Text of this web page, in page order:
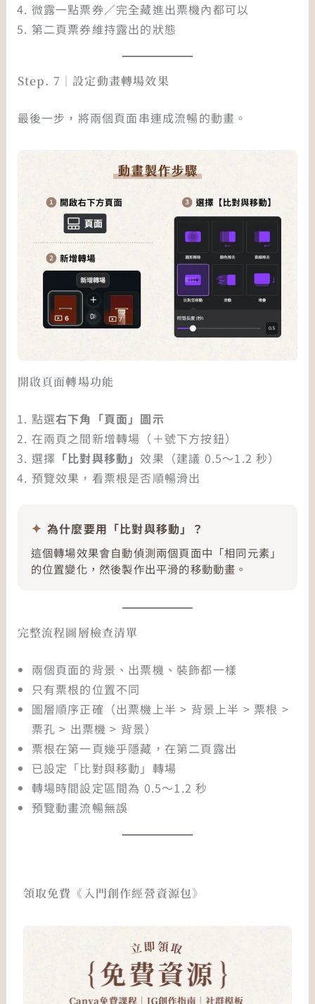
微露一點票券／完全藏進出票機內都可以
第二頁票券維持露出的狀態
Step. 7｜設定動畫轉場效果
最後一步，將兩個頁面串連成流暢的動畫。
開啟頁面轉場功能
點選右下角「頁面」圖示
在兩頁之間新增轉場（＋號下方按鈕）
選擇 「比對與移動」 效果（建議 0.5～1.2 秒）
預覽效果，看票根是否順暢滑出
為什麼要用「比對與移動」？
這個轉場效果會自動偵測兩個頁面中「相同元素」
的位置變化，然後製作出平滑的移動動畫。
完整流程圖層檢查清單
兩個頁面的背景、出票機、裝飾都一樣
只有票根的位置不同
圖層順序正確（出票機上半 > 背景上半 > 票根 >
票孔 > 出票機 > 背景）
票根在第一頁幾乎隱藏，在第二頁露出
已設定「比對與移動」轉場
轉場時間設定區間為 0.5～1.2 秒
預覽動畫流暢無誤
領取免費《入門創作經營資源包》